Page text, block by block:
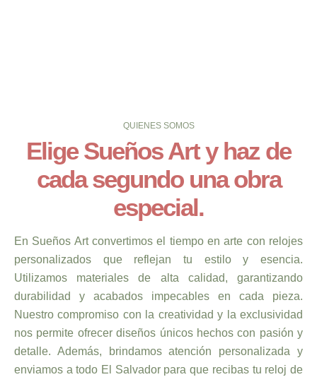
QUIENES SOMOS
Elige Sueños Art y haz de
cada segundo una obra
especial.
En Sueños Art convertimos el tiempo en arte con relojes
personalizados que reflejan tu estilo y esencia.
Utilizamos materiales de alta calidad, garantizando
durabilidad y acabados impecables en cada pieza.
Nuestro compromiso con la creatividad y la exclusividad
nos permite ofrecer diseños únicos hechos con pasión y
detalle. Además, brindamos atención personalizada y
enviamos a todo El Salvador para que recibas tu reloj de